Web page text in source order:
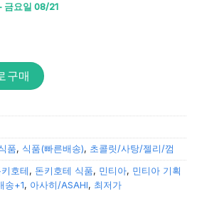
금요일 08/21
50정 수량
구매
품, 식품(빠른배송), 초콜릿/사탕/젤리/껌
호테 , 돈키호테 식품, 민티아, 민티아 기획
송+1, 아사히/ASAHI, 최저가